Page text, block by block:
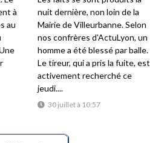
à
au
30 juillet à 10:57
nuit dernière, non loin de la
Mairie de Villeurbanne. Selon
nos confrères d'ActuLyon, un
homme a été blessé par balle.
Le tireur, qui a pris la fuite, est
activement recherché ce
jeudi....